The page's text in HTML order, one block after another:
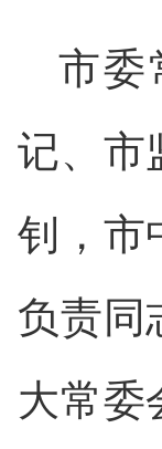
市委
记、市
钊，市
负责同
大常委